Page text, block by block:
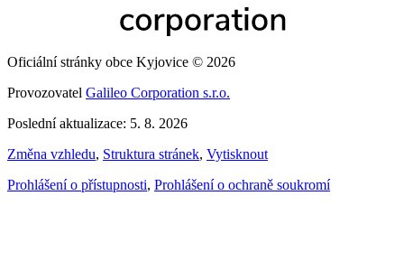
Oficiální stránky obce Kyjovice © 2026
Provozovatel Galileo Corporation s.r.o.
Poslední aktualizace: 5. 8. 2026
Změna vzhledu, Struktura stránek, Vytisknout
Prohlášení o přístupnosti, Prohlášení o ochraně soukromí